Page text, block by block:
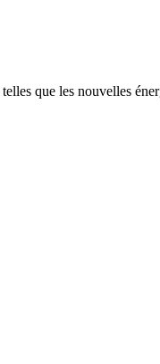
que les nouvelles